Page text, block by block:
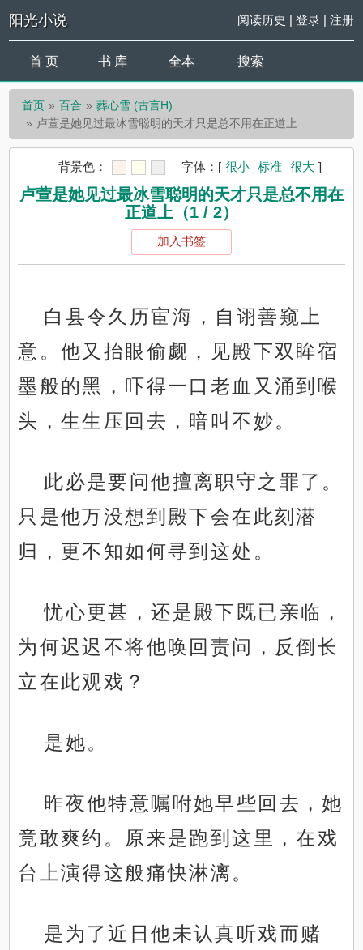
阳光小说 阅读历史 | 登录| 注册
首 页 书 库 全本 搜索
首页 百合
葬心雪 (古言H)
卢萱是她见过最冰雪聪明的天才只是总不用在正道上
背景色： 字体： [ 很小 标准 很大 ]
卢萱是她见过最冰雪聪明的天才只是总不用在
正道上（1 / 2）
加入书签
白县令久历宦海，自诩善窥上
意。他又抬眼偷觑，见殿下双眸宿
墨般的黑，吓得一口老血又涌到喉
头，生生压回去，暗叫不妙。
此必是要问他擅离职守之罪了。
只是他万没想到殿下会在此刻潜
归，更不知如何寻到这处。
忧心更甚，还是殿下既已亲临，
为何迟迟不将他唤回责问，反倒长
立在此观戏？
是她。
昨夜他特意嘱咐她早些回去，她
竟敢爽约。原来是跑到这里，在戏
台上演得这般痛快淋漓。
是为了近日他未认真听戏而赌